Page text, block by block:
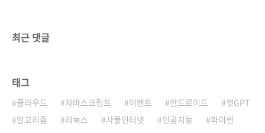
최근 댓글
태그
클라우드 자바스크립트 이벤트 안드로이드
챗GPT
알고리즘
리눅스 사물인터넷 인공지능
파이썬